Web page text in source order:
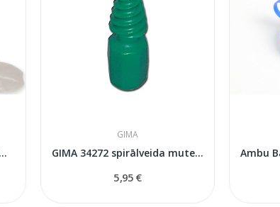
Vienreizlietojams PVC reanimācijas komplekts...
GIMA
GIMA 34272 spirālveida mutes atvērējs...
5,95 €